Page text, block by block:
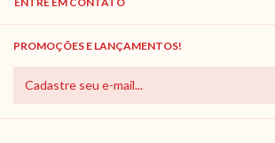
PROMOÇÕES E LANÇAMENTOS!